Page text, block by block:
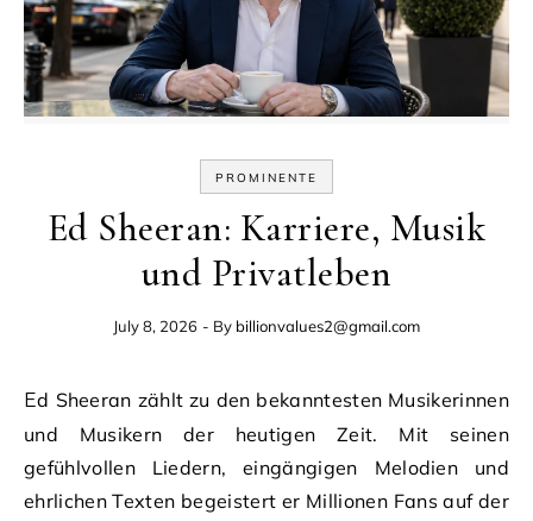
PROMINENTE
Ed Sheeran: Karriere, Musik
und Privatleben
July 8, 2026 - By billionvalues2@gmail.com
Ed Sheeran zählt zu den bekanntesten Musikerinnen
und Musikern der heutigen Zeit. Mit seinen
gefühlvollen Liedern, eingängigen Melodien und
ehrlichen Texten begeistert er Millionen Fans auf der